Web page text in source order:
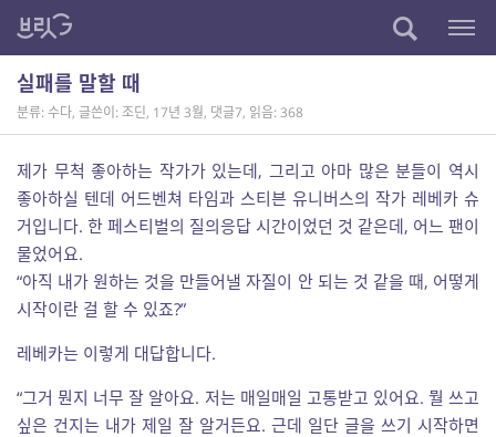
실패를 말할 때
분류: 수다, 글쓴이: 조딘, 17년 3월, 댓글7, 읽음: 368
제가 무척 좋아하는 작가가 있는데, 그리고 아마 많은 분들이 역시
좋아하실 텐데 어드벤쳐 타임과 스티븐 유니버스의 작가 레베카 슈
거입니다. 한 페스티벌의 질의응답 시간이었던 것 같은데, 어느 팬이
물었어요.
“아직 내가 원하는 것을 만들어낼 자질이 안 되는 것 같을 때, 어떻게
시작이란 걸 할 수 있죠?”
레베카는 이렇게 대답합니다.
“그거 뭔지 너무 잘 알아요. 저는 매일매일 고통받고 있어요. 뭘 쓰고
싶은 건지는 내가 제일 잘 알거든요. 근데 일단 글을 쓰기 시작하면